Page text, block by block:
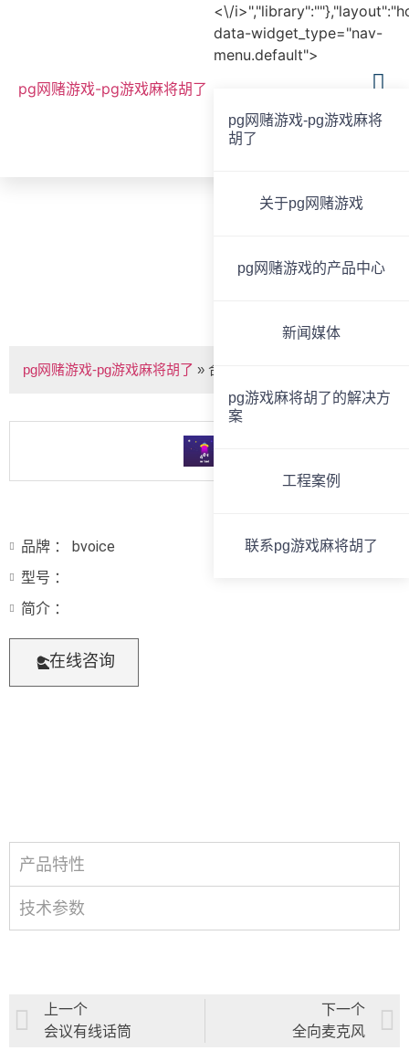
pg网赌游戏-pg游戏麻将胡了
<\/
data-widget_type="nav-
menu.default">
pg网赌游戏-pg游戏麻将
胡了
关于pg网赌游戏
pg网赌游戏的产品中心
新闻媒体
pg游戏麻将胡了的解决方
案
工程案例
联系pg游戏麻将胡了
合唱话筒（双话筒） -pg网赌游戏
pg网赌游戏-pg游戏麻将胡了 » 合唱话筒（双话筒）
品牌 ： bvoice
型号 ：
简介 ：
在线咨询
产品特性
技术参数
上一个
会议有线话筒
下一个
全向麦克风